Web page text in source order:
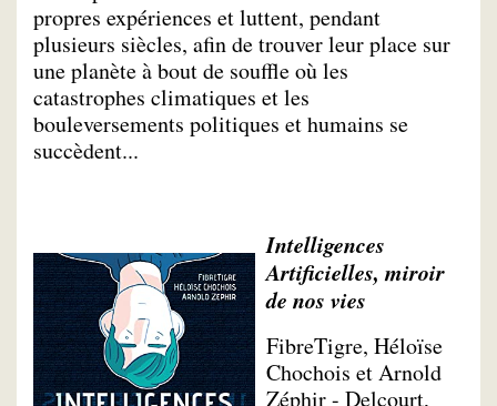
propres expériences et luttent, pendant
plusieurs siècles, afin de trouver leur place sur
une planète à bout de souffle où les
catastrophes climatiques et les
bouleversements politiques et humains se
succèdent...
Intelligences
Artificielles, miroir
de nos vies
FibreTigre, Héloïse
Chochois et Arnold
Zéphir - Delcourt,